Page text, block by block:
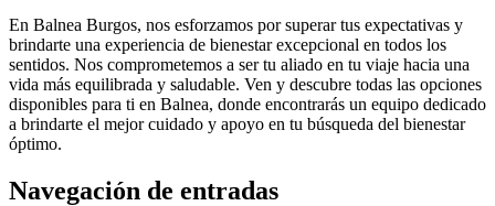
En Balnea Burgos, nos esforzamos por superar tus expectativas y
brindarte una experiencia de bienestar excepcional en todos los
sentidos. Nos comprometemos a ser tu aliado en tu viaje hacia una
vida más equilibrada y saludable. Ven y descubre todas las opciones
disponibles para ti en Balnea, donde encontrarás un equipo dedicado
a brindarte el mejor cuidado y apoyo en tu búsqueda del bienestar
óptimo.
Navegación de entradas